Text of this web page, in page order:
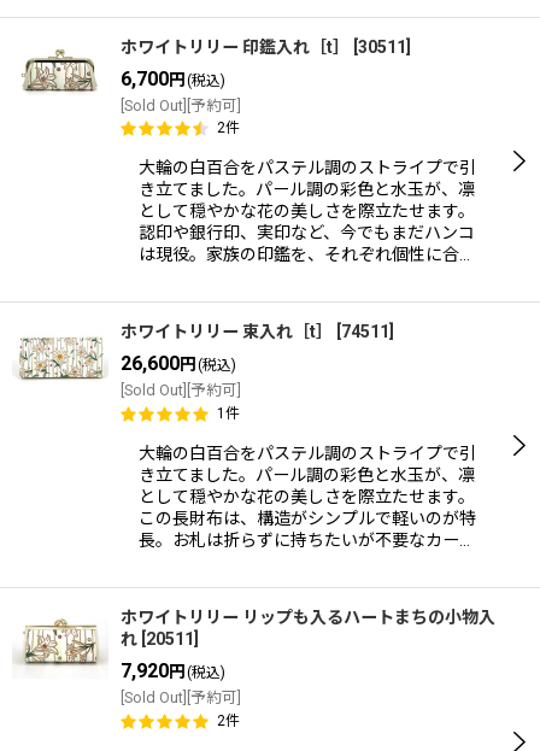
ホワイトリリー 印鑑入れ［t］ 30511
6,700円 (税込)
[Sold Out][予約可]
2件
大輪の白百合をパステル調のストライプで引
き立てました。パール調の彩色と水玉が、凛
として穏やかな花の美しさを際立たせます。
認印や銀行印、実印など、今でもまだハンコ
は現役。家族の印鑑を、それぞれ個性に合…
ホワイトリリー 束入れ［t］ 74511
26,600円 (税込)
[Sold Out][予約可]
1 件
大輪の白百合をパステル調のストライプで引
き立てました。パール調の彩色と水玉が、凛
として穏やかな花の美しさを際立たせます。
この長財布は、構造がシンプルで軽いのが特
長。お札は折らずに持ちたいが不要なカー…
ホワイトリリー リップも入るハートまちの小物入
れ 20511
7,920円 (税込)
[Sold Out][予約可]
2件